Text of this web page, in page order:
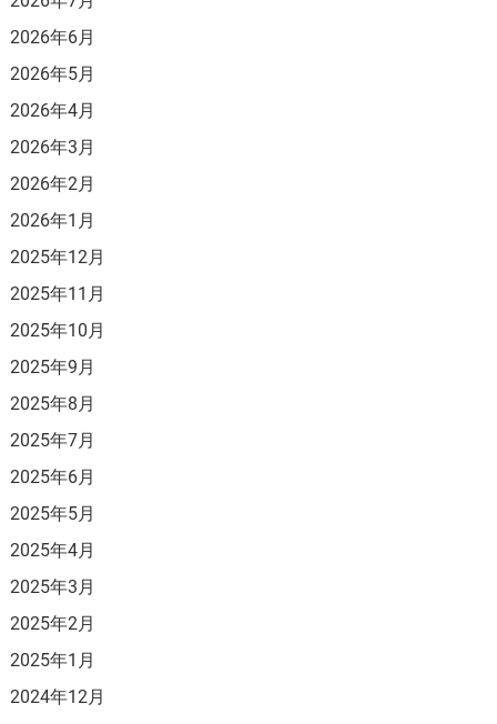
2026年6月
2026年5月
2026年4月
2026年3月
2026年2月
2026年1月
2025年12月
2025年11月
2025年10月
2025年9月
2025年8月
2025年7月
2025年6月
2025年5月
2025年4月
2025年3月
2025年2月
2025年1月
2024年12月